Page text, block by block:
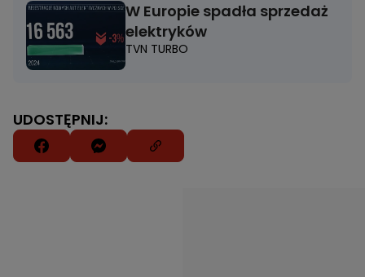
W Europie spadła sprzedaż
elektryków
TVN TURBO
UDOSTĘPNIJ: